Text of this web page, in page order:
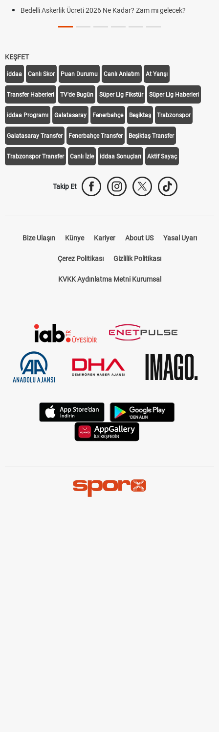
Bedelli Askerlik Ücreti 2026 Ne Kadar? Zam mı gelecek?
KEŞFET
iddaa Canlı Skor Puan Durumu Canlı Anlatım At Yarışı
Transfer Haberleri TV'de Bugün Süper Lig Fikstür Süper Lig Haberleri
iddaa Programı Galatasaray Fenerbahçe Beşiktaş Trabzonspor
Galatasaray Transfer Fenerbahçe Transfer Beşiktaş Transfer
Trabzonspor Transfer Canlı İzle iddaa Sonuçları Aktif Sayaç
Takip Et
Bize Ulaşın Künye Kariyer About US Yasal Uyarı
Çerez Politikası Gizlilik Politikası
KVKK Aydınlatma Metni Kurumsal